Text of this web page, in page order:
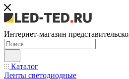
Интернет-магазин
Каталог
Ленты светодиодные